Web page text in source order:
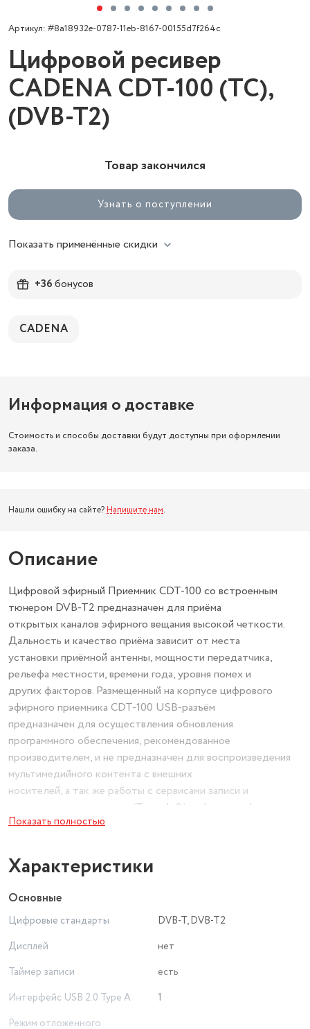
Артикул: #8a18932e-0787-11eb-8167-00155d7f264c
Цифровой ресивер
CADENA CDT-100 (TC),
(DVB-T2)
Товар закончился
Узнать о поступлении
Показать применённые скидки
+36бонусов
CADENA
Информация о доставке
Стоимость и способы доставки будут доступны при оформлении
заказа.
Нашли ошибку на сайте? Напишите нам.
Описание
Цифровой эфирный Приемник CDT-100 со встроенным
тюнером DVB-T2 предназначен для приёма
открытых каналов эфирного вещания высокой четкости.
Дальность и качество приёма зависит от места
установки приёмной антенны, мощности передатчика,
рельефа местности, времени года, уровня помех и
других факторов. Размещенный на корпусе цифрового
эфирного приемника CDT-100 USB-разъём
предназначен для осуществления обновления
программного обеспечения, рекомендованное
производителем, и не предназначен для воспроизведения
мультимедийного контента с внешних
носителей, а так же работы с сервисами записи и
отложенного просмотра (Timeshift) цифровых эфирных
телевизионных и радио каналов.
Показать полностью
Характеристики
Основные
Цифровые стандарты
DVB-T, DVB-T2
Дисплей
нет
Таймер записи
есть
Интерфейс USB 2.0 Type A
1
Режим отложенного